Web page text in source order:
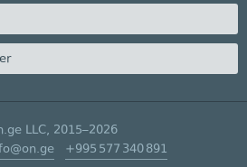
LLC, 2015–2026
+995 577 340 891